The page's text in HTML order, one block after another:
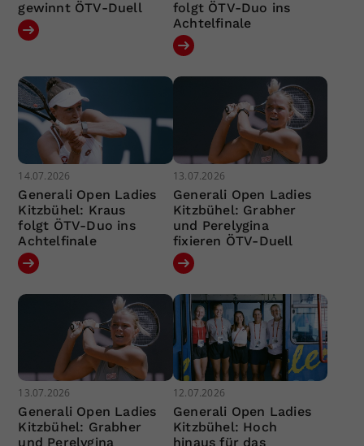
gewinnt ÖTV-Duell
folgt ÖTV-Duo ins
Achtelfinale
14.07.2026
Generali Open Ladies
Kitzbühel: Kraus
folgt ÖTV-Duo ins
Achtelfinale
13.07.2026
Generali Open Ladies
Kitzbühel: Grabher
und Perelygina
fixieren ÖTV-Duell
13.07.2026
Generali Open Ladies
Kitzbühel: Grabher
und Perelygina
12.07.2026
Generali Open Ladies
Kitzbühel: Hoch
hinaus für das